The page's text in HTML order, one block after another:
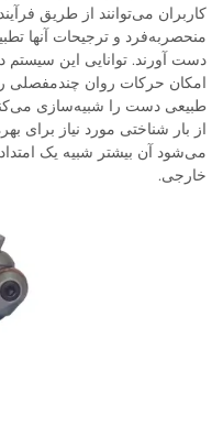
کاربران می‌توانند از طریق
منحصربه‌فرد و ترجیحات آنها
دست آورند. توانایی این
امکان حرکات روان چندمفصلی
طبیعی دست را شبیه‌سازی
از بار شناختی مورد نیاز برای
می‌شود آن بیشتر شبیه یک
خارجی.